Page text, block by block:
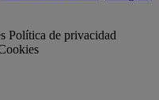
Política de privacidad